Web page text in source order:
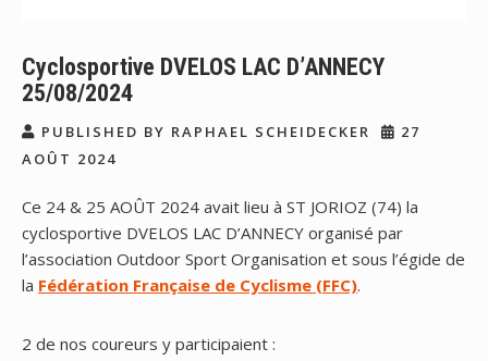
Cyclosportive DVELOS LAC D’ANNECY
25/08/2024
PUBLISHED BY RAPHAEL SCHEIDECKER
27
AOÛT 2024
Ce 24 & 25 AOÛT 2024 avait lieu à ST JORIOZ (74) la
cyclosportive DVELOS LAC D’ANNECY organisé par
l’association Outdoor Sport Organisation et sous l’égide de
la Fédération Française de Cyclisme (FFC).
2 de nos coureurs y participaient :